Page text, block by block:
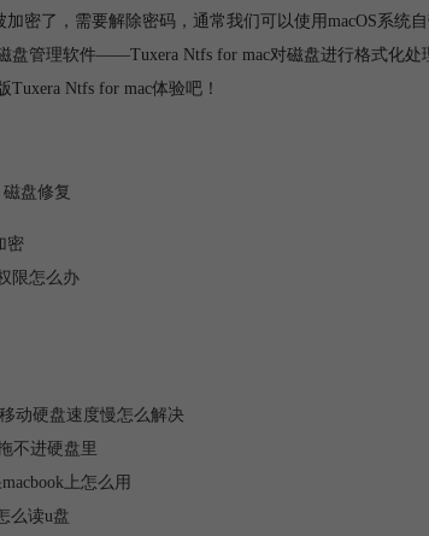
密了，需要解除密码，通常我们可以使用macOS系统
盘管理软件——Tuxera Ntfs for mac对磁盘进行格式化处
Ntfs for mac体验吧！
磁盘修复
密
限怎么办
动硬盘速度慢怎么解决
不进硬盘里
上怎么用
么读u盘